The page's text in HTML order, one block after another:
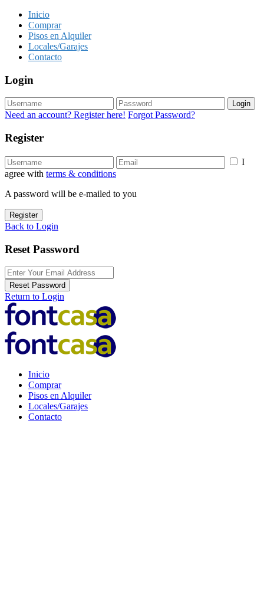
Inicio
Comprar
Pisos en Alquiler
Locales/Garajes
Contacto
Login
Login
Need an account? Register here! Forgot Password?
Register
I
agree with terms & conditions
A password will be e-mailed to you
Register
Back to Login
Reset Password
Reset Password
Return to Login
Inicio
Comprar
Pisos en Alquiler
Locales/Garajes
Contacto